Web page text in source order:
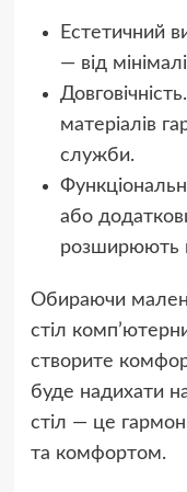
Естетичний
— від
матеріалів
служби.
або
розширюють
Обираючи
стіл
створите
буде надихати
стіл — це
та комфортом.